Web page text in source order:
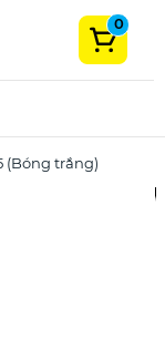
0
(Bóng trắng)